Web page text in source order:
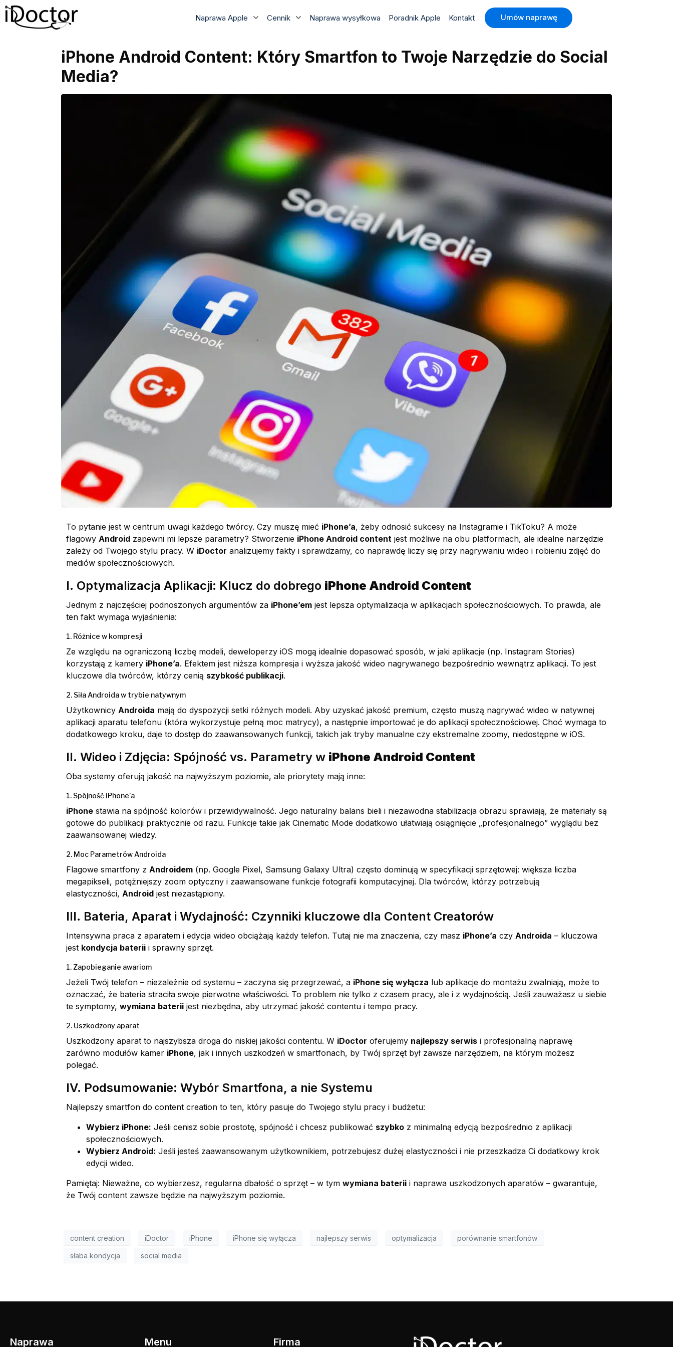
Naprawa Apple Cennik Naprawa wysyłkowa Poradnik Apple Kontakt Umów naprawę
iPhone Android Content: Który Smartfon to Twoje Narzędzie do Social
Media?
To pytanie jest w centrum uwagi każdego twórcy. Czy muszę mieć iPhone’a, żeby odnosić sukcesy na Instagramie i TikToku? A może
flagowy Android zapewni mi lepsze parametry? Stworzenie iPhone Android content jest możliwe na obu platformach, ale idealne narzędzie
zależy od Twojego stylu pracy. W iDoctor analizujemy fakty i sprawdzamy, co naprawdę liczy się przy nagrywaniu wideo i robieniu zdjęć do
mediów społecznościowych.
I. Optymalizacja Aplikacji: Klucz do dobrego iPhone Android Content
Jednym z najczęściej podnoszonych argumentów za iPhone’em jest lepsza optymalizacja w aplikacjach społecznościowych. To prawda, ale
ten fakt wymaga wyjaśnienia:
1. Różnice w kompresji
Ze względu na ograniczoną liczbę modeli, deweloperzy iOS mogą idealnie dopasować sposób, w jaki aplikacje (np. Instagram Stories)
korzystają z kamery iPhone’a. Efektem jest niższa kompresja i wyższa jakość wideo nagrywanego bezpośrednio wewnątrz aplikacji. To jest
kluczowe dla twórców, którzy cenią szybkość publikacji.
2. Siła Androida w trybie natywnym
Użytkownicy Androida mają do dyspozycji setki różnych modeli. Aby uzyskać jakość premium, często muszą nagrywać wideo w natywnej
aplikacji aparatu telefonu (która wykorzystuje pełną moc matrycy), a następnie importować je do aplikacji społecznościowej. Choć wymaga to
dodatkowego kroku, daje to dostęp do zaawansowanych funkcji, takich jak tryby manualne czy ekstremalne zoomy, niedostępne w iOS.
II. Wideo i Zdjęcia: Spójność vs. Parametry w iPhone Android Content
Oba systemy oferują jakość na najwyższym poziomie, ale priorytety mają inne:
1. Spójność iPhone’a
iPhone stawia na spójność kolorów i przewidywalność. Jego naturalny balans bieli i niezawodna stabilizacja obrazu sprawiają, że materiały są
gotowe do publikacji praktycznie od razu. Funkcje takie jak Cinematic Mode dodatkowo ułatwiają osiągnięcie „profesjonalnego” wyglądu bez
zaawansowanej wiedzy.
2. Moc Parametrów Androida
Flagowe smartfony z Androidem (np. Google Pixel, Samsung Galaxy Ultra) często dominują w specyfikacji sprzętowej: większa liczba
megapikseli, potężniejszy zoom optyczny i zaawansowane funkcje fotografii komputacyjnej. Dla twórców, którzy potrzebują
elastyczności, Android jest niezastąpiony.
III. Bateria, Aparat i Wydajność: Czynniki kluczowe dla Content Creatorów
Intensywna praca z aparatem i edycja wideo obciążają każdy telefon. Tutaj nie ma znaczenia, czy masz iPhone’a czy Androida – kluczowa
jest kondycja baterii i sprawny sprzęt.
1. Zapobieganie awariom
Jeżeli Twój telefon – niezależnie od systemu – zaczyna się przegrzewać, a iPhone się wyłącza lub aplikacje do montażu zwalniają, może to
oznaczać, że bateria straciła swoje pierwotne właściwości. To problem nie tylko z czasem pracy, ale i z wydajnością. Jeśli zauważasz u siebie
te symptomy, wymiana baterii jest niezbędna, aby utrzymać jakość contentu i tempo pracy.
2. Uszkodzony aparat
Uszkodzony aparat to najszybsza droga do niskiej jakości contentu. W iDoctor oferujemy najlepszy serwis i profesjonalną naprawę
zarówno modułów kamer iPhone, jak i innych uszkodzeń w smartfonach, by Twój sprzęt był zawsze narzędziem, na którym możesz
polegać.
IV. Podsumowanie: Wybór Smartfona, a nie Systemu
Najlepszy smartfon do content creation to ten, który pasuje do Twojego stylu pracy i budżetu:
Wybierz iPhone: Jeśli cenisz sobie prostotę, spójność i chcesz publikować szybko z minimalną edycją bezpośrednio z aplikacji
społecznościowych.
Wybierz Android: Jeśli jesteś zaawansowanym użytkownikiem, potrzebujesz dużej elastyczności i nie przeszkadza Ci dodatkowy krok
edycji wideo.
Pamiętaj: Nieważne, co wybierzesz, regularna dbałość o sprzęt – w tym wymiana baterii i naprawa uszkodzonych aparatów – gwarantuje,
że Twój content zawsze będzie na najwyższym poziomie.
content creation iDoctor iPhone iPhone się wyłącza najlepszy serwis optymalizacja porównanie smartfonów
słaba kondycja social media
Naprawa Menu Firma